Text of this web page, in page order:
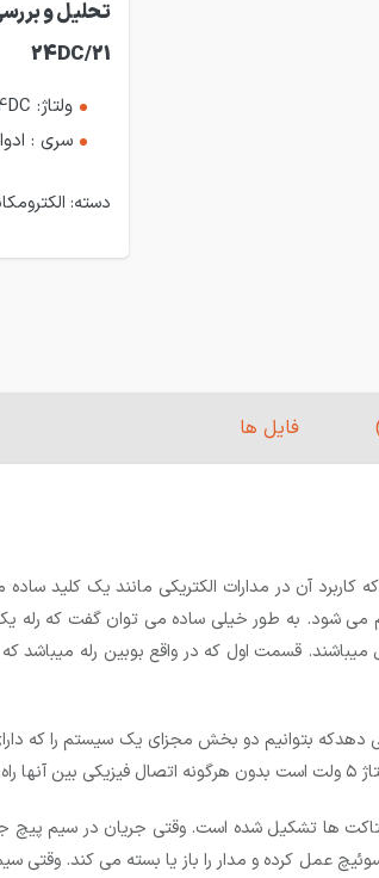
24DC/21
ولتاژ: 24DC
سری :
دسته:
فایل ها
کاربرد آن در مدارات الکتریکی مانند یک کلید
می شود. به طور خیلی ساده می ­توان گفت که رله
می­باشند. قسمت اول که در واقع بوبین رله
ها تشکیل شده است. وقتی جریان در سیم
عمل کرده و مدار را باز یا بسته می کند. وقتی